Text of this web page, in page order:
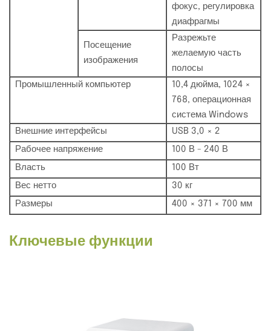
фокус, регулировка
диафрагмы
Посещение
изображения
Разрежьте
желаемую часть
полосы
Промышленный компьютер
10,4 дюйма, 1024 ×
768, операционная
система Windows
Внешние интерфейсы
USB 3,0 × 2
Рабочее напряжение
100 В - 240 В
Власть
100 Вт
Вес нетто
30 кг
Размеры
400 × 371 × 700 мм
Ключевые функции